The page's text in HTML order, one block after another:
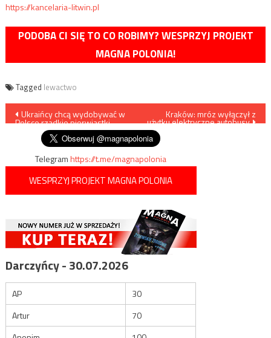
https://kancelaria-litwin.pl
PODOBA CI SIĘ TO CO ROBIMY? WESPRZYJ PROJEKT
MAGNA POLONIA!
Tagged lewactwo
Nawigacja
wpisu
Ukraińcy chcą wydobywać w
Polsce rzadkie pierwiastki
Kraków: mróz wyłączył z
użytku elektryczne autobusy
Telegramhttps://t.me/magnapolonia
WESPRZYJ PROJEKT MAGNA POLONIA
Darczyńcy - 30.07.2026
AP
30
Artur
70